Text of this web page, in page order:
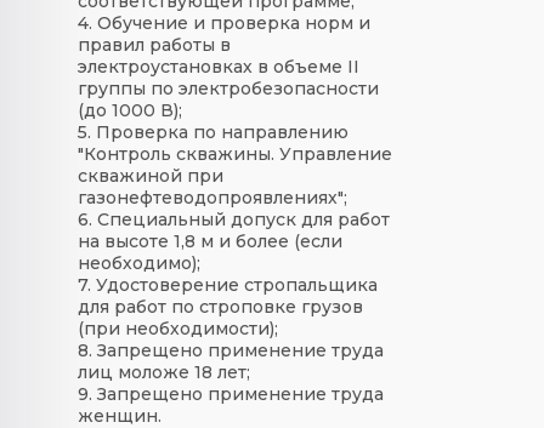
4. Обучение и проверка норм и
правил работы в
электроустановках в объеме II
группы по электробезопасности
(до 1000 В);
5. Проверка по направлению
"Контроль скважины. Управление
скважиной при
газонефтеводопроявлениях";
6. Специальный допуск для работ
на высоте 1,8 м и более (если
необходимо);
7. Удостоверение стропальщика
для работ по строповке грузов
(при необходимости);
8. Запрещено применение труда
лиц моложе 18 лет;
9. Запрещено применение труда
женщин.